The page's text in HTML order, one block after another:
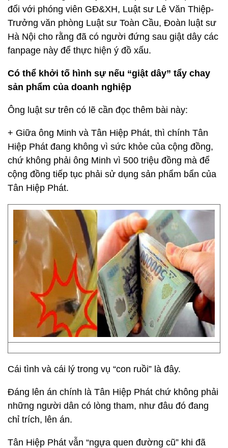
đổi với phóng viên GĐ&XH, Luật sư Lê Văn Thiệp-
Trưởng văn phòng Luật sư Toàn Cầu, Đoàn luật sư
Hà Nội cho rằng đã có người đứng sau giật dây các
fanpage này để thực hiện ý đồ xấu.
Có thể khởi tố hình sự nếu “giật dây” tẩy chay
sản phẩm của doanh nghiệp
Ông luật sư trên có lẽ cần đọc thêm bài này:
+ Giữa ông Minh và Tân Hiệp Phát, thì chính Tân
Hiệp Phát đang không vì sức khỏe của cộng đồng,
chứ không phải ông Minh vì 500 triệu đồng mà để
cộng đồng tiếp tục phải sử dụng sản phẩm bẩn của
Tân Hiệp Phát.
Cái tình và cái lý trong vụ “con ruồi” là đây.
Đáng lên án chính là Tân Hiệp Phát chứ không phải
những người dân có lòng tham, như đâu đó đang
chỉ trích, lên án.
Tân Hiệp Phát vẫn “ngựa quen đường cũ” khi đã